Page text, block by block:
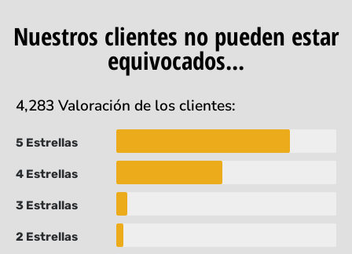
Nuestros clientes no pueden estar
equivocados...
4,283 Valoración de los clientes:
5 Estrellas
4 Estrellas
3 Estrallas
2 Estrellas